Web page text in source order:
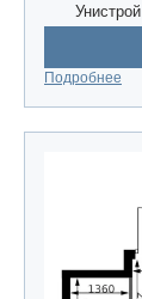
Унистрой
Подробнее